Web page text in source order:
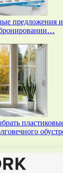
предложения